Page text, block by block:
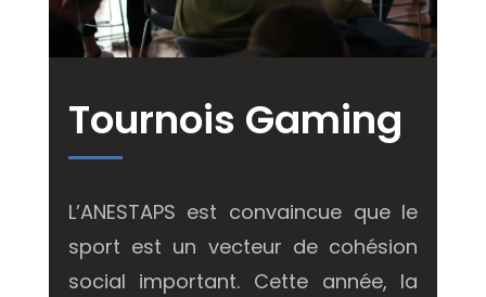
Tournois Gaming
L’ANESTAPS est convaincue que le
sport est un vecteur de cohésion
social important. Cette année, la